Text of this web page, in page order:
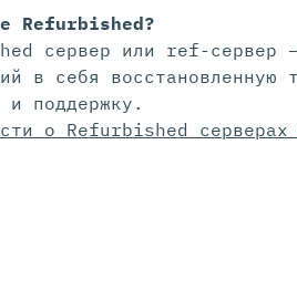
Refurbished?
сервер или ref-сервер
в себя восстановленную
и поддержку.
о Refurbished серверах